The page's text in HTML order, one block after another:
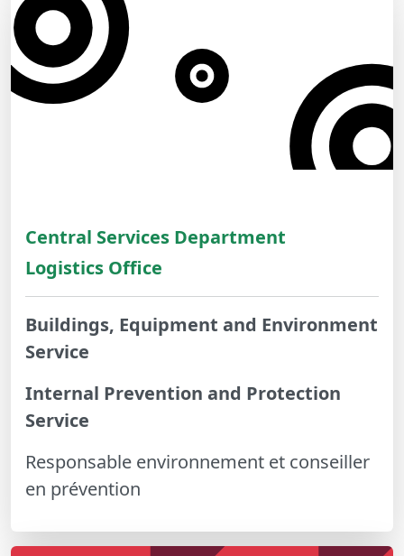
Central Services Department
Logistics Office
Buildings, Equipment and Environment
Service
Internal Prevention and Protection
Service
Responsable environnement et conseiller
en prévention